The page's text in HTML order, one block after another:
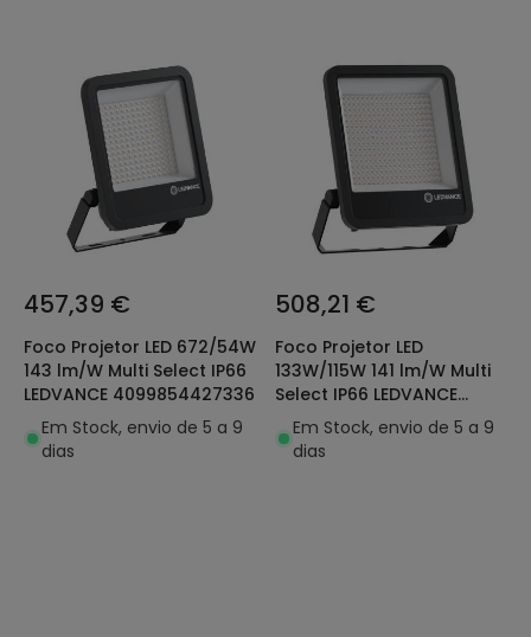
457,39 €
Foco Projetor LED 672/54W
143 lm/W Multi Select IP66
LEDVANCE 4099854427336
Em Stock, envio de 5 a 9
dias
508,21 €
Foco Projetor LED
133W/115W 141 lm/W Multi
Select IP66 LEDVANCE
4099854427527
Em Stock, envio de 5 a 9
dias